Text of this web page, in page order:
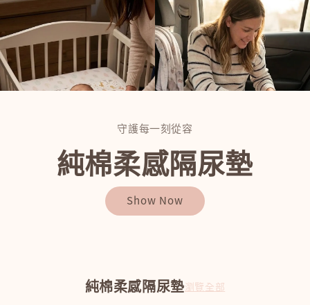
守護每一刻從容
純棉柔感隔尿墊
Show Now
純棉柔感隔尿墊瀏覽全部